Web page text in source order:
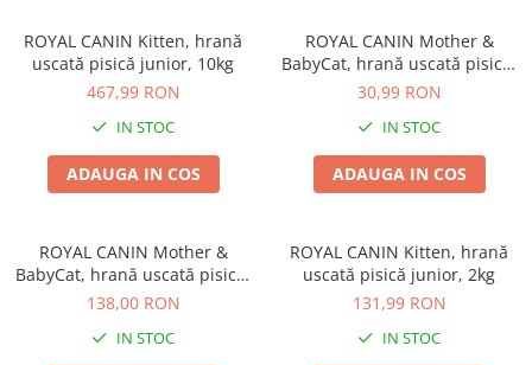
ROYAL CANIN Kitten, hrană
uscată pisică junior, 10kg
467,99 RON
IN STOC
ADAUGA IN COS
ROYAL CANIN Mother &
BabyCat, hrană uscată pisică,
mama si puiul, 400g
30,99 RON
IN STOC
ADAUGA IN COS
ROYAL CANIN Mother &
BabyCat, hrană uscată pisică,
mama si puiul, 2kg
138,00 RON
IN STOC
ROYAL CANIN Kitten, hrană
uscată pisică junior, 2kg
131,99 RON
IN STOC